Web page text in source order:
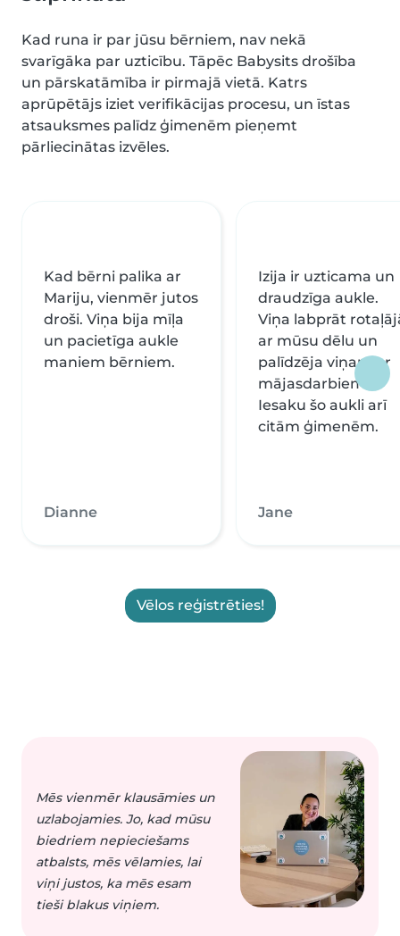
Kad runa ir par jūsu bērniem, nav nekā
svarīgāka par uzticību. Tāpēc Babysits drošība
un pārskatāmība ir pirmajā vietā. Katrs
aprūpētājs iziet verifikācijas procesu, un īstas
atsauksmes palīdz ģimenēm pieņemt
pārliecinātas izvēles.
Kad bērni palika ar
Mariju, vienmēr jutos
droši. Viņa bija mīļa
un pacietīga aukle
maniem bērniem.
Dianne
Izija ir uzticama un
draudzīga aukle.
Viņa labprāt
ar mūsu dēlu un
palīdzēja viņam ar
mājasdarbiem.
Iesaku šo aukli arī
citām ģimenēm.
Jane
Vēlos reģistrēties!
Mēs vienmēr klausāmies un
uzlabojamies. Jo, kad mūsu
biedriem nepieciešams
atbalsts, mēs vēlamies, lai
viņi justos, ka mēs esam
tieši blakus viņiem.